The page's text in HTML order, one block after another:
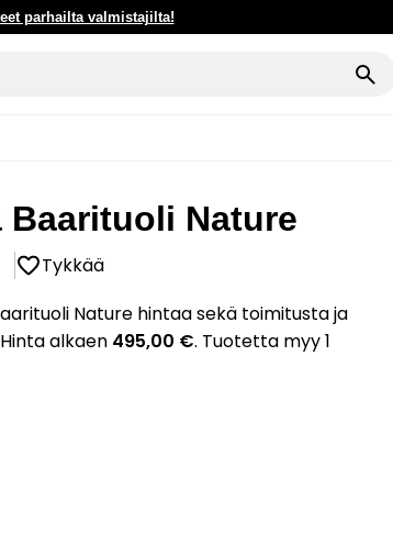
parhailta valmistajilta!
Baarituoli Nature
Tykkää
Nature hintaa sekä toimitusta ja
alkaen 495,00 €. Tuotetta myy 1